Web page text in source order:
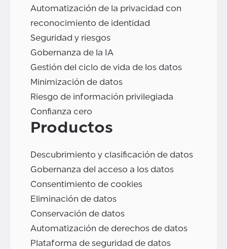
Automatización de la privacidad con
reconocimiento de identidad
Seguridad y riesgos
Gobernanza de la IA
Gestión del ciclo de vida de los datos
Minimización de datos
Riesgo de información privilegiada
Confianza cero
Productos
Descubrimiento y clasificación de datos
Gobernanza del acceso a los datos
Consentimiento de cookies
Eliminación de datos
Conservación de datos
Automatización de derechos de datos
Plataforma de seguridad de datos